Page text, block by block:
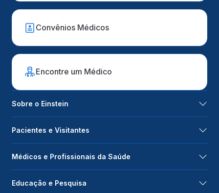
Convênios Médicos
Encontre um Médico
Sobre o Einstein
Pacientes e Visitantes
Médicos e Profissionais da Saúde
Educação e Pesquisa